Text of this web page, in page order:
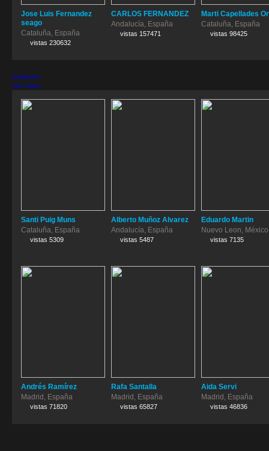
Jose Luis Fernandez
seago
Cataluña, España
vistas 230632
CARLOS FERNANDEZ
Andalucía, España
vistas 157471
Marti Capellades
Cataluña, España
vistas 98425
fotógrafos
más vistos
Santi Puig Muns
Cataluña, España
vistas 5309
Alberto Muñoz Alvarez
Andalucía, España
vistas 5487
Eduardo Martin
Nuevo Leon, México
vistas 7135
Andrés Ramírez
Madrid, España
vistas 71820
Rafa Santalla
Madrid, España
vistas 65827
Aida Servi
Madrid, España
vistas 46836